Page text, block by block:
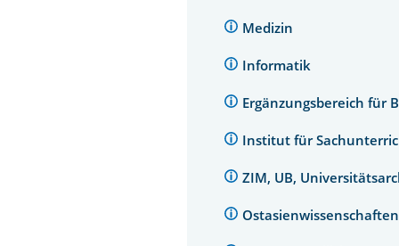
Medizin
Informatik
Ergänzungsbereich für
Institut für
ZIM, UB,